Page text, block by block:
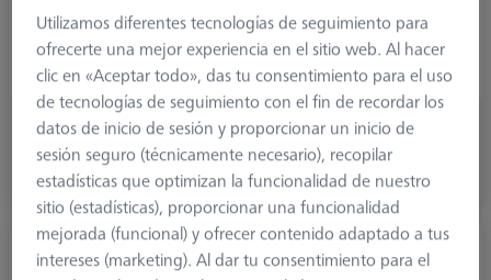
Width (B)
12,0 mm
Weight
11,0 g
Connection Type Out
127,50 €
más el IVA
Plazo de entrega más largo
Un solo ángulo, M5
Utilizamos diferentes tecnologías de seguimiento para
ofrecerte una mejor experiencia en el sitio web. Al hacer
clic en «Aceptar todo», das tu consentimiento para el uso
de tecnologías de seguimiento con el fin de recordar los
datos de inicio de sesión y proporcionar un inicio de
sesión seguro (técnicamente necesario), recopilar
estadísticas que optimizan la funcionalidad de nuestro
sitio (estadísticas), proporcionar una funcionalidad
mejorada (funcional) y ofrecer contenido adaptado a tus
intereses (marketing). Al dar tu consentimiento para el